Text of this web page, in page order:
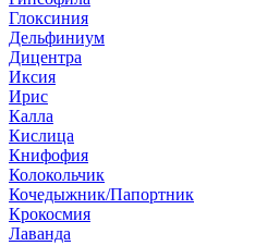
Глоксиния
Дельфиниум
Дицентра
Иксия
Ирис
Калла
Кислица
Книфофия
Колокольчик
Кочедыжник/Папортник
Крокосмия
Лаванда